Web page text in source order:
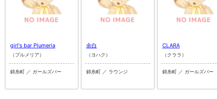
girl's bar Plumeria
（プルメリア）
錦糸町 ／ ガールズバー
余白
（ヨハク）
錦糸町 ／ ラウンジ
CLARA
（クララ）
錦糸町 ／ ガールズバー